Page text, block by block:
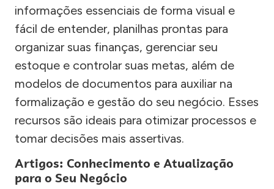
informações essenciais de forma visual e
fácil de entender, planilhas prontas para
organizar suas finanças, gerenciar seu
estoque e controlar suas metas, além de
modelos de documentos para auxiliar na
formalização e gestão do seu negócio. Esses
recursos são ideais para otimizar processos e
tomar decisões mais assertivas.
Artigos: Conhecimento e Atualização
para o Seu Negócio